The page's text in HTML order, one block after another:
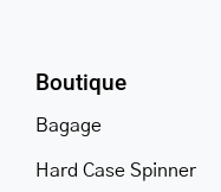
Boutique
Bagage
Hard Case Spinner